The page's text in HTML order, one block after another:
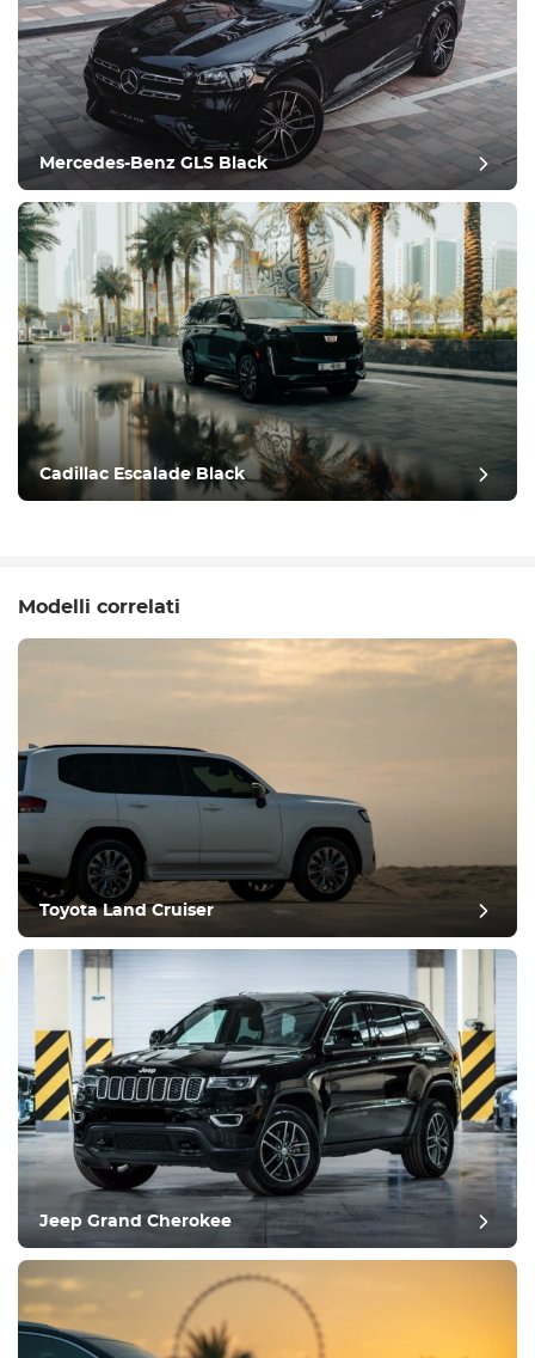
Mercedes-Benz GLS Black
Cadillac Escalade Black
Modelli correlati
Toyota Land Cruiser
Jeep Grand Cherokee